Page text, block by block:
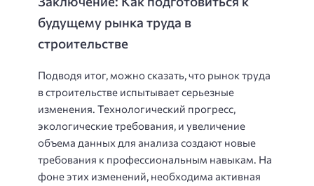
будущему рынка труда в
строительстве
Подводя итог, можно сказать, что рынок труда
в строительстве испытывает серьезные
изменения. Технологический прогресс,
экологические требования, и увеличение
объема данных для анализа создают новые
требования к профессиональным навыкам. На
фоне этих изменений, необходима активная